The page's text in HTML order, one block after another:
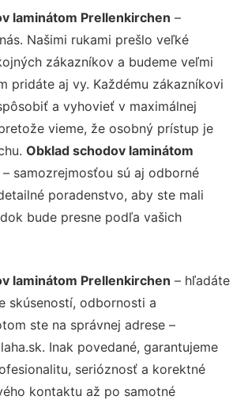
laminátom Prellenkirchen –
Našimi rukami prešlo veľké
zákazníkov a budeme veľmi
pridáte aj vy. Každému zákazníkovi
a vyhovieť v maximálnej
vieme, že osobný prístup je
Obklad schodov laminátom
– samozrejmosťou sú aj odborné
poradenstvo, aby ste mali
bude presne podľa vašich
laminátom Prellenkirchen – hľadáte
skúseností, odbornosti a
ste na správnej adrese –
Inak povedané, garantujeme
serióznosť a korektné
kontaktu až po samotné